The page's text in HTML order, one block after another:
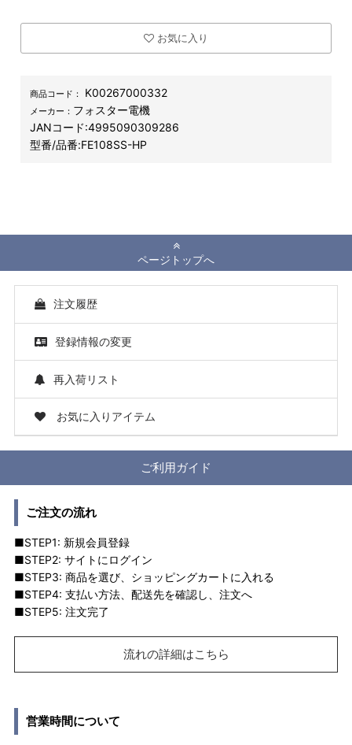
お気に入り
商品コード： K00267000332
メーカー： フォスター電機
JANコード:4995090309286
型番/品番:FE108SS-HP
ページトップへ
注文履歴
登録情報の変更
再入荷リスト
お気に入りアイテム
ご利用ガイド
ご注文の流れ
■STEP1: 新規会員登録
■STEP2: サイトにログイン
■STEP3: 商品を選び、ショッピングカートに入れる
■STEP4: 支払い方法、配送先を確認し、注文へ
■STEP5: 注文完了
流れの詳細はこちら
営業時間について